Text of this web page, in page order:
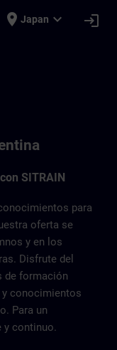
place Japan expand_more login
SITRAIN
para
oferta se
y en los
Disfrute del
de formación
y conocimientos
Para un
y continuo.